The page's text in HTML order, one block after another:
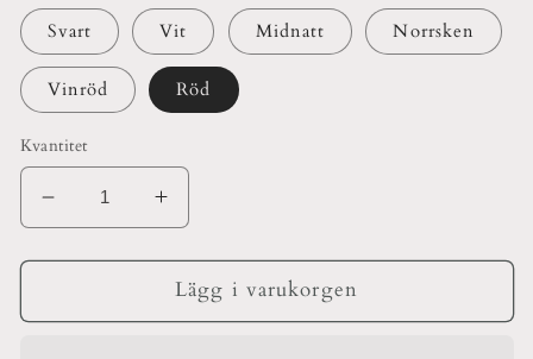
Svart Vit Midnatt Norrsken
Vinröd Röd
Kvantitet
Minska
kvantitet
för
Liten
Öka
kvantitet
för
Eldstickan
Liten
Lägg i varukorgen